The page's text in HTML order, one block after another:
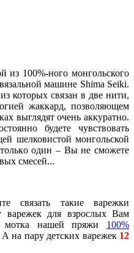
из 100%-ного монгольского
машине Shima Seiki.
которых связан в две нити,
жаккард, позволяющем
выглядят очень аккуратно.
будете чувствовать
шелковистой монгольской
один – Вы не сможете
смесей...
такие варежки
варежек для взрослых Вам
мотка нашей пряжи 100%
А на пару детских варежек 12